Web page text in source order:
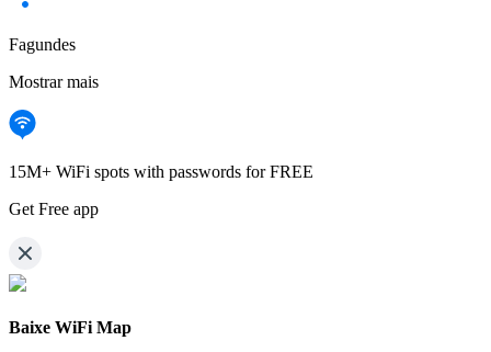
Fagundes
Mostrar mais
15M+ WiFi spots with passwords for FREE
Get Free app
Baixe WiFi Map